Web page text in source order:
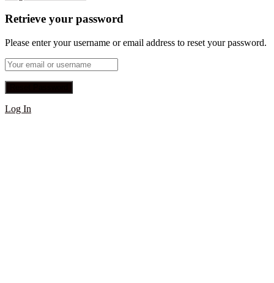
Retrieve your password
Please enter your username or email address to reset your password.
Log In